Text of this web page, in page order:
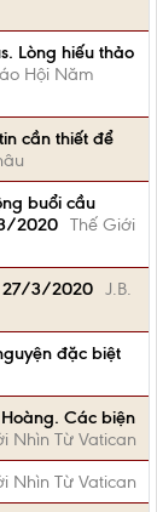
Lòng hiếu thảo
Hội Năm
cần thiết để
buổi cầu
2020 Thế Giới
27/3/2020 J.B.
đặc biệt
Các biện
Nhìn Từ Vatican
Nhìn Từ Vatican